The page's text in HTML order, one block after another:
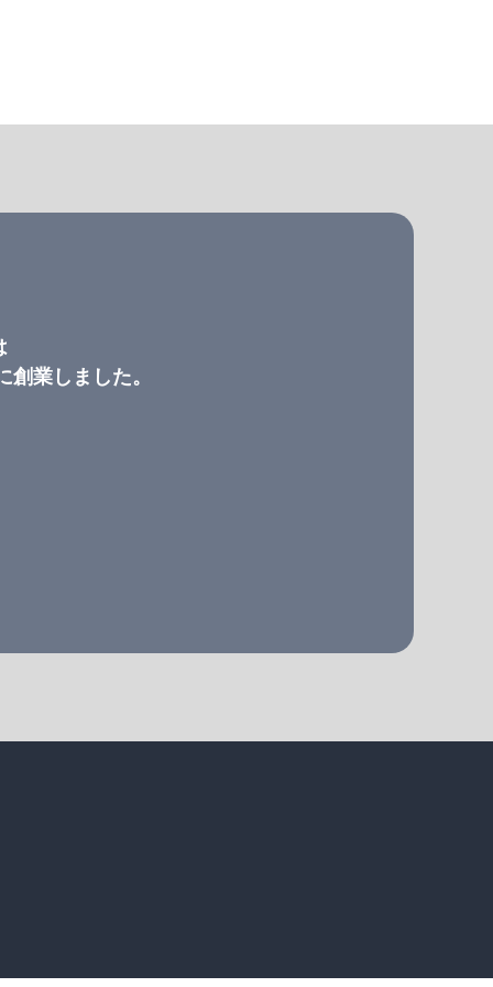
創業しました。